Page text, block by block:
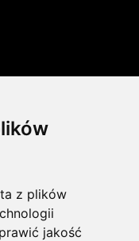
z plików
jakość